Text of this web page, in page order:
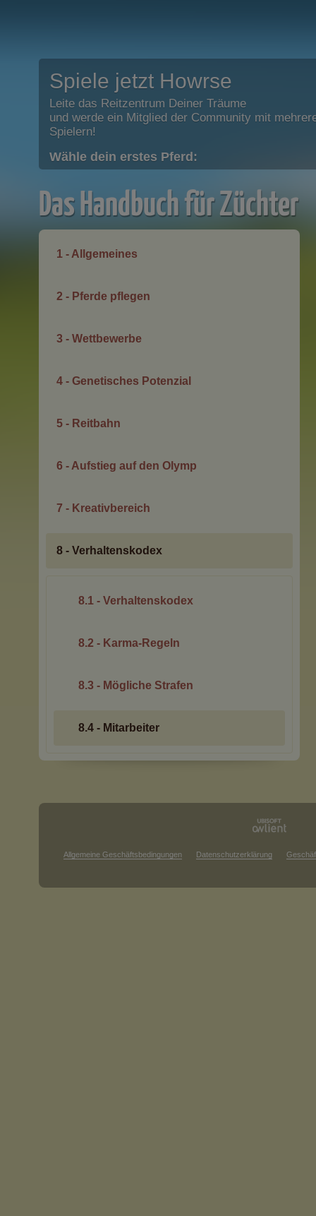
Spiele jetzt Howrse
Leite das Reitzentrum Deiner Träume
und werde ein Mitglied der Community mit
Spielern!
Wähle dein erstes Pferd:
Das Handbuch für Züchter
1 - Allgemeines
2 - Pferde pflegen
3 - Wettbewerbe
4 - Genetisches Potenzial
5 - Reitbahn
6 - Aufstieg auf den Olymp
7 - Kreativbereich
8 - Verhaltenskodex
8.1 - Verhaltenskodex
8.2 - Karma-Regeln
8.3 - Mögliche Strafen
8.4 - Mitarbeiter
Allgemeine Geschäftsbedingungen Datenschutzerklärung